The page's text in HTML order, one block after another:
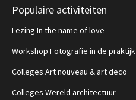
Populaire activiteiten
Lezing In the name of love
Workshop Fotografie in de praktijk
Colleges Art nouveau & art deco
Colleges Wereld architectuur